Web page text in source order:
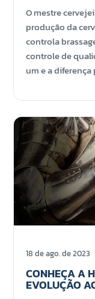
O mestre
produção da
controla
controle de
um e a
18 de ago. de 2023
CONHEÇA A
EVOLUÇÃO